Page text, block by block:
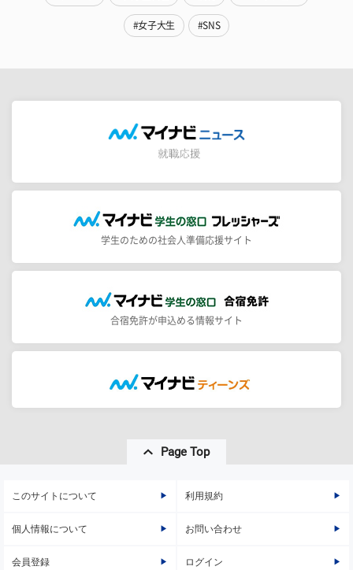
#女子大生 #SNS
学生のための社会人準備応援サイト
合宿免許が申込める情報サイト
Page Top
このサイトについて 利用規約
個人情報について お問い合わせ
会員登録 ログイン